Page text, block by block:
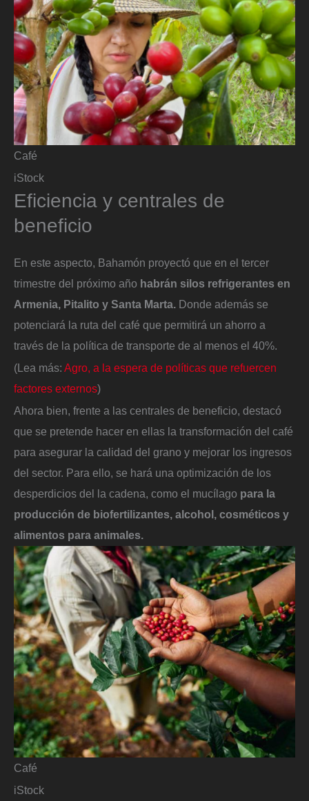
Café
iStock
Eficiencia y centrales de
beneficio
En este aspecto, Bahamón proyectó que en el tercer
trimestre del próximo año habrán silos refrigerantes en
Armenia, Pitalito y Santa Marta. Donde además se
potenciará la ruta del café que permitirá un ahorro a
través de la política de transporte de al menos el 40%.
(Lea más: Agro, a la espera de políticas que refuercen
factores externos)
Ahora bien, frente a las centrales de beneficio, destacó
que se pretende hacer en ellas la transformación del café
para asegurar la calidad del grano y mejorar los ingresos
del sector. Para ello, se hará una optimización de los
desperdicios del la cadena, como el mucílago para la
producción de biofertilizantes, alcohol, cosméticos y
alimentos para animales.
Café
iStock